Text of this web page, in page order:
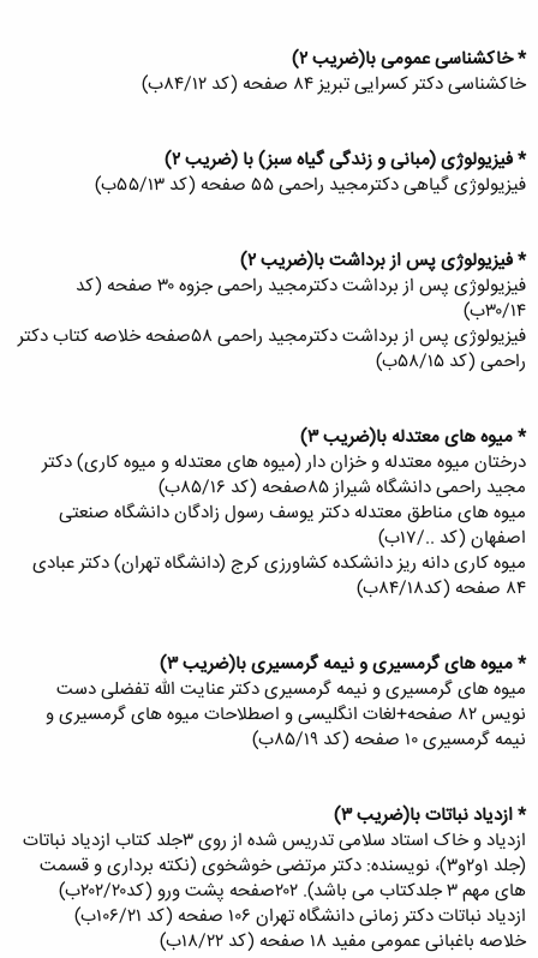
* خاکشناسی عمومی با(ضریب ۲)
خاکشناسی دکتر کسرایی تبریز ۸۴ صفحه (کد ۸۴/۱۲ب)
* فیزیولوژی (مبانی و زندگی گیاه سبز) با (ضریب ۲)
فیزیولوژی گیاهی دکترمجید راحمی ۵۵ صفحه (کد ۵۵/۱۳ب)
* فیزیولوژی پس از برداشت با(ضریب ۲)
فیزیولوژی پس از برداشت دکترمجید راحمی جزوه ۳۰ صفحه (کد
۳۰/۱۴ب)
فیزیولوژی پس از برداشت دکترمجید راحمی ۵۸صفحه خلاصه کتاب دکتر
راحمی (کد ۵۸/۱۵ب)
* میوه های معتدله با(ضریب ۳)
درختان میوه معتدله و خزان دار (میوه های معتدله و میوه کاری) دکتر
مجید راحمی دانشگاه شیراز ۸۵صفحه (کد ۸۵/۱۶ب)
میوه های مناطق معتدله دکتر یوسف رسول زادگان دانشگاه صنعتی
اصفهان (کد ../۱۷ب)
میوه کاری دانه ریز دانشکده کشاورزی کرج (دانشگاه تهران) دکتر عبادی
۸۴ صفحه (کد۸۴/۱۸ب)
* میوه های گرمسیری و نیمه گرمسیری با(ضریب ۳)
میوه های گرمسیری و نیمه گرمسیری دکتر عنایت الله تفضلی دست
نویس ۸۲ صفحه+لغات انگلیسی و اصطلاحات میوه های گرمسیری و
نیمه گرمسیری ۱۰ صفحه (کد ۸۵/۱۹ب)
* ازدیاد نباتات با(ضریب ۳)
ازدیاد و خاک استاد سلامی تدریس شده از روی ۳جلد کتاب ازدیاد نباتات
(جلد ۱و۲و۳)، نویسنده: دکتر مرتضی خوشخوی (نکته برداری و قسمت
های مهم ۳ جلدکتاب می باشد). ۲۰۲صفحه پشت ورو (کد۲۰۲/۲۰ب)
ازدیاد نباتات دکتر زمانی دانشگاه تهران ۱۰۶ صفحه (کد ۱۰۶/۲۱ب)
خلاصه باغبانی عمومی مفید ۱۸ صفحه (کد ۱۸/۲۲ب)